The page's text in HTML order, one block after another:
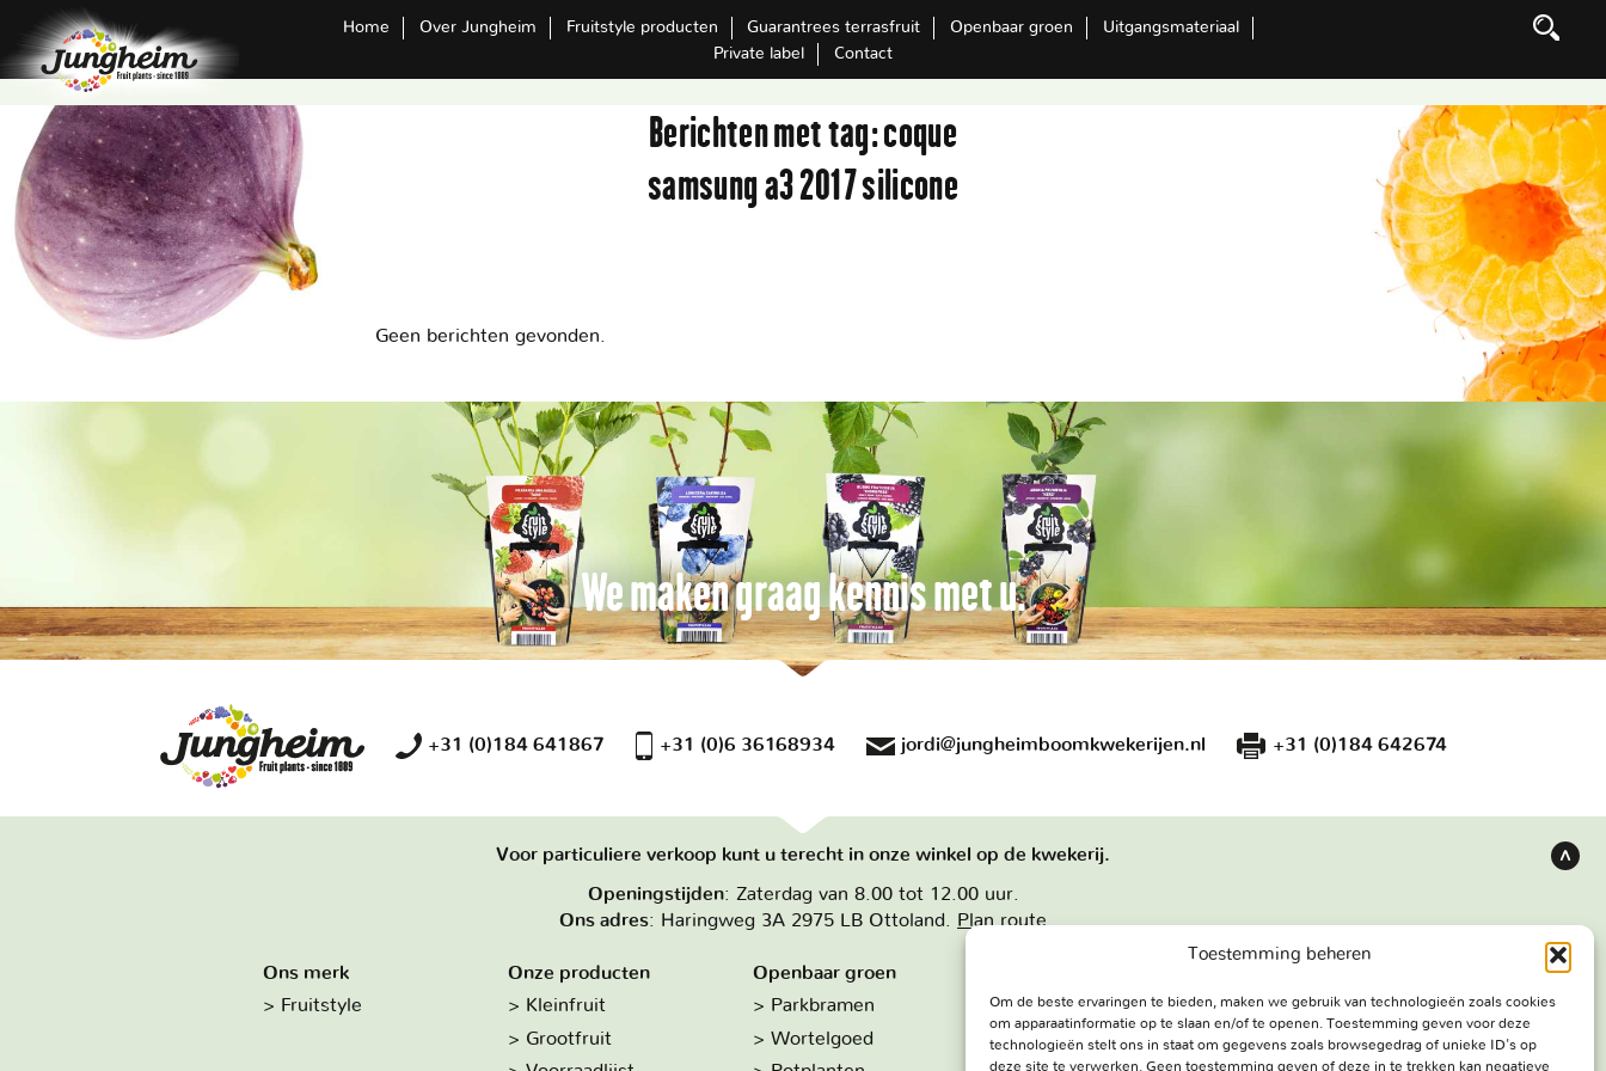
Toestemming beheren
Om de beste ervaringen te bieden, maken we gebruik van technologieën zoals cookies
om apparaatinformatie op te slaan en/of te openen. Toestemming geven voor deze
technologieën stelt ons in staat om gegevens zoals browsegedrag of unieke ID's op
deze site te verwerken. Geen toestemming geven of deze in te trekken kan negatieve
Home Over Jungheim Fruitstyle producten Guarantrees terrasfruit Openbaar groen
Uitgangsmateriaal
Private label
Contact
Berichten met tag:coque
samsung a3 2017 silicone
Geen berichten gevonden.
We maken graag kennis met u.
+31 (0)184 641867 +31 (0)6 36168934 jordi@jungheimboomkwekerijen.nl +31 (0)184 642674
Voor particuliere verkoop kunt u terecht in onze winkel op de kwekerij.
Openingstijden: Zaterdag van 8.00 tot 12.00 uur.
Ons adres: Haringweg 3A 2975 LB Ottoland. Plan route
Ons merk
Fruitstyle
Onze producten
Kleinfruit
Grootfruit
Openbaar groen
Parkbramen
Wortelgoed
Hoe we werken
De kwekerij
Haringweg 3A
2975 LB Ottoland
boven